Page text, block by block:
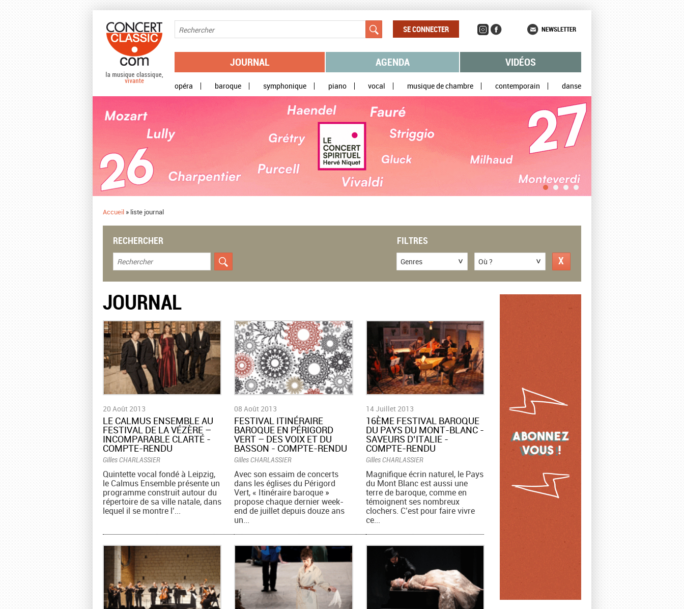
SE CONNECTER NEWSLETTER
JOURNAL AGENDA VIDÉOS
opéra baroque symphonique piano vocal musique de chambre contemporain danse
Accueil » liste journal
RECHERCHER FILTRES
Genres Où ?
JOURNAL
20 Août 2013
LE CALMUS ENSEMBLE AU
FESTIVAL DE LA VÉZÈRE –
INCOMPARABLE CLARTÉ -
COMPTE-RENDU
Gilles CHARLASSIER
Quintette vocal fondé à Leipzig,
le Calmus Ensemble présente un
programme construit autour du
répertoire de sa ville natale, dans
lequel il se montre l’...
08 Août 2013
FESTIVAL ITINÉRAIRE
BAROQUE EN PÉRIGORD
VERT – DES VOIX ET DU
BASSON - COMPTE-RENDU
Gilles CHARLASSIER
Avec son essaim de concerts
dans les églises du Périgord
Vert, « Itinéraire baroque »
propose chaque dernier week-
end de juillet depuis douze ans
un...
14 Juillet 2013
16ÈME FESTIVAL BAROQUE
DU PAYS DU MONT-BLANC -
SAVEURS D’ITALIE -
COMPTE-RENDU
Gilles CHARLASSIER
Magnifique écrin naturel, le Pays
du Mont Blanc est aussi une
terre de baroque, comme en
témoignent ses nombreux
clochers. C’est pour faire vivre
ce...